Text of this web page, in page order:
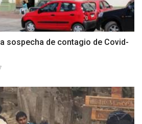
sospecha de contagio de Covid-